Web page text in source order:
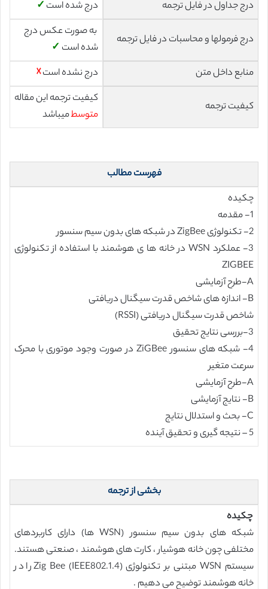
درج جداول در فایل ترجمه درج شده است ✓
درج فرمولها و محاسبات در فایل ترجمه
به صورت عکس درج
شده است ✓
منابع داخل متن
درج نشده است☓
کیفیت ترجمه
کیفیت ترجمه این مقاله
متوسطمیباشد
فهرست مطالب
چکیده
1- مقدمه
2- تکنولوژی ZigBee در شبکه های بدون سیم سنسور
3- عملکرد WSN در خانه ها ی هوشمند با استفاده از تکنولوژی
ZIGBEE
A-طرح آزمایشی
B- اندازه های شاخص قدرت سیگنال دریافتی
شاخص قدرت سیگنال دریافتی (RSSI)
3-بررسی نتایج تحقیق
4- شبکه های سنسور ZiGBee در صورت وجود موتوری با محرک
سرعت متغیر
A-طرح آزمایشی
B- نتایج آزمایشی
C- بحث و استدلال نتایج
5 – نتیجه گیری و تحقیق آینده
بخشی از ترجمه
چکیده
شبکه های بدون سیم سنسور (WSN ها) دارای کاربردهای
مختلفی چون خانه هوشیار ، کارت های هوشمند ، صنعتی هستند.
سیستم WSN مبتنی بر تکنولوژی Zig Bee (IEEE802.1.4) را در
خانه هوشمند توضیح می دهیم .